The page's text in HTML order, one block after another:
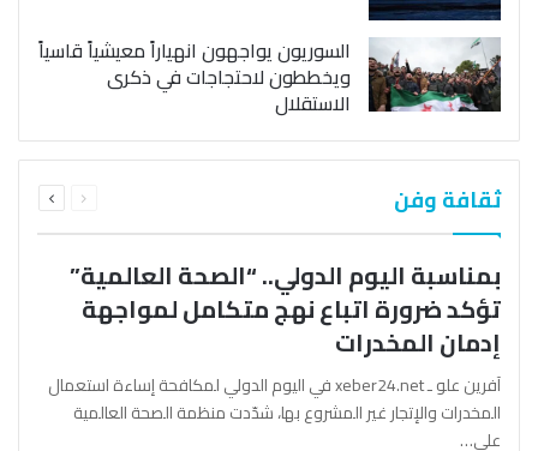
السوريون يواجهون انهياراً معيشياً قاسياً
ويخططون لاحتجاجات في ذكرى
الاستقلال
ثقافة وفن الصفحةالصفحة
بمناسبة اليوم الدولي.. “الصحة العالمية”
تؤكد ضرورة اتباع نهج متكامل لمواجهة
إدمان المخدرات
آفرين علو ـ xeber24.net في اليوم الدولي لمكافحة إساءة استعمال
المخدرات والإتجار غير المشروع بها، شدّدت منظمة الصحة العالمية
على…